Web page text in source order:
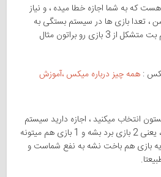
که به شما اجازه خطا میده ، و نیاز
، تعدا بازی ها در سیستم بستگی به
شما داره ، اما من یک سیستم بت متشکل از 3 بازی رو براتون مثال
:همه چیز درباره میکس ،آموزش
در میکستون انتخاب میکنید ، اجازه دارید سیستم
بت به صورت 2/3 ثبت کنید ، یعنی 2 بازی برد بشه و 1 بازی هم میتونه
یه بازی هم باخت نشه به نفع شماست و